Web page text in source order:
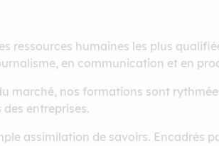
ressources humaines les plus
en communication et en
marché, nos formations sont
entreprises.
assimilation de savoirs. Encadrés